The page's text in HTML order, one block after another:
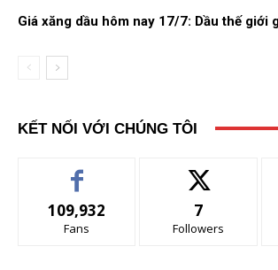
Giá xăng dầu hôm nay 17/7: Dầu thế giới
KẾT NỐI VỚI CHÚNG TÔI
109,932
Fans
7
Followers